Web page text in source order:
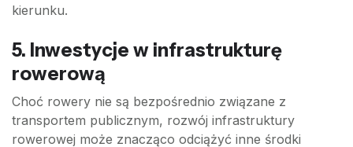
kierunku.
5. Inwestycje w infrastrukturę
rowerową
Choć rowery nie są bezpośrednio związane z
transportem publicznym, rozwój infrastruktury
rowerowej może znacząco odciążyć inne środki